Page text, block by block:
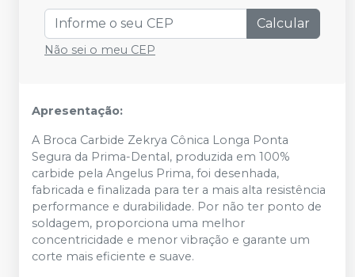
Calcular
Não sei o meu CEP
Apresentação:
A Broca Carbide Zekrya Cônica Longa Ponta
Segura da Prima-Dental, produzida em 100%
carbide pela Angelus Prima, foi desenhada,
fabricada e finalizada para ter a mais alta resistência
performance e durabilidade. Por não ter ponto de
soldagem, proporciona uma melhor
concentricidade e menor vibração e garante um
corte mais eficiente e suave.